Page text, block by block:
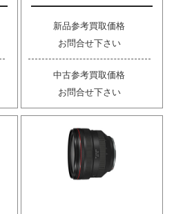
新品参考買取価格
お問合せ下さい
中古参考買取価格
お問合せ下さい